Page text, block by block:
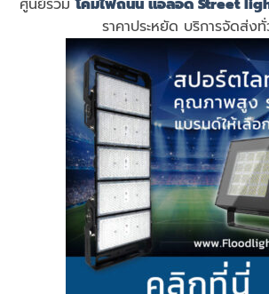
ศูนย์รวมโคมไฟถนน แอลอีดี Street
ราคาประหยัด บริการจัดส่งทั่